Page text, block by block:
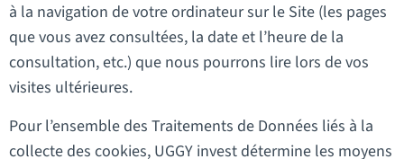
à la navigation de votre ordinateur sur le Site (les pages
que vous avez consultées, la date et l’heure de la
consultation, etc.) que nous pourrons lire lors de vos
visites ultérieures.
Pour l’ensemble des Traitements de Données liés à la
collecte des cookies, UGGY invest détermine les moyens